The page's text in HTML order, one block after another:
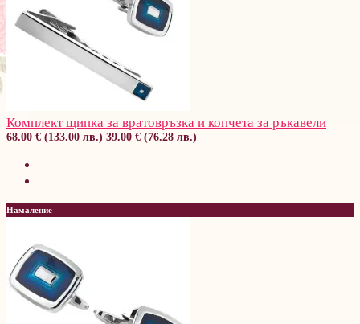
Комплект щипка за вратовръзка и копчета за ръкавели
68.00 € (133.00 лв.) 39.00 € (76.28 лв.)
Намаление